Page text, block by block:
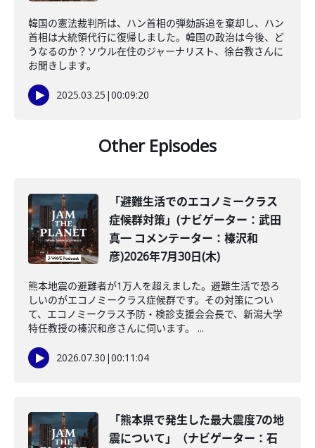
韓国の憲法裁判所は、ハン首相の弾劾訴追を棄却し、ハン
首相は大統領代行に復帰しました。韓国の政治は今後、ど
うなるのか？ソウル在住のジャーナリスト、徐台教さんに
お聞きします。
2025.03.25 |00:09:20
Other Episodes
「避難生活でのエコノミークラス
症候群対策」(ナビゲーター：武田
真一 コメンテーター：榛沢和
彦)2026年7月30日(木)
熊本地震の避難者が1万人を超えました。避難生活で恐ろ
しいのがエコノミークラス症候群です。その対策につい
て、エコノミークラス予防・検診支援会会長で、新潟大学
特任教授の榛沢和彦さんに伺います。 ...
2026.07.30 |00:11:04
「熊本県で発生した最大震度7の地
震について」（ナビゲーター：石